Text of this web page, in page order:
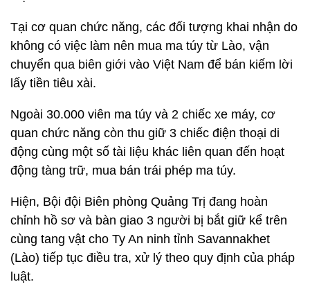
Tại cơ quan chức năng, các đối tượng khai nhận do
không có việc làm nên mua ma túy từ Lào, vận
chuyển qua biên giới vào Việt Nam để bán kiếm lời
lấy tiền tiêu xài.
Ngoài 30.000 viên ma túy và 2 chiếc xe máy, cơ
quan chức năng còn thu giữ 3 chiếc điện thoại di
động cùng một số tài liệu khác liên quan đến hoạt
động tàng trữ, mua bán trái phép ma túy.
Hiện, Bội đội Biên phòng Quảng Trị đang hoàn
chỉnh hồ sơ và bàn giao 3 người bị bắt giữ kể trên
cùng tang vật cho Ty An ninh tỉnh Savannakhet
(Lào) tiếp tục điều tra, xử lý theo quy định của pháp
luật.